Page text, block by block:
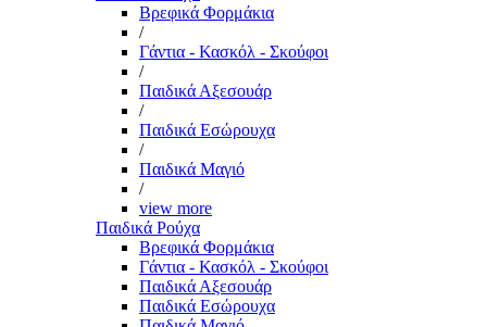
Βρεφικά Φορμάκια
/
Γάντια - Κασκόλ - Σκούφοι
/
Παιδικά Αξεσουάρ
/
Παιδικά Εσώρουχα
/
Παιδικά Μαγιό
/
view more
Παιδικά Ρούχα
Βρεφικά Φορμάκια
Γάντια - Κασκόλ - Σκούφοι
Παιδικά Αξεσουάρ
Παιδικά Εσώρουχα